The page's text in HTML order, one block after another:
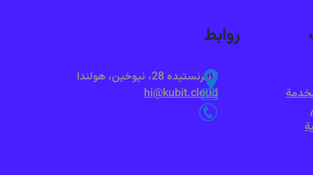
روابط
لانترنستيده 28، نيوخين، هولندا
hi@kubit.cloud